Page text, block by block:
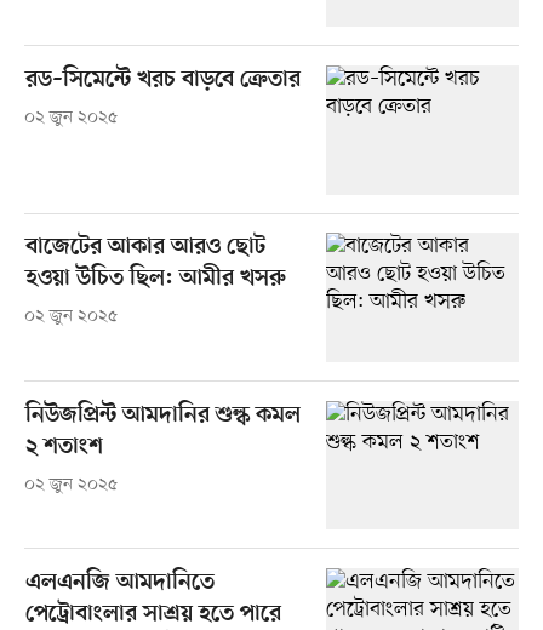
রড–সিমেন্টে খরচ বাড়বে ক্রেতার
০২ জুন ২০২৫
বাজেটের আকার আরও ছোট
হওয়া উচিত ছিল: আমীর খসরু
০২ জুন ২০২৫
নিউজপ্রিন্ট আমদানির শুল্ক কমল
২ শতাংশ
০২ জুন ২০২৫
এলএনজি আমদানিতে
পেট্রোবাংলার সাশ্রয় হতে পারে